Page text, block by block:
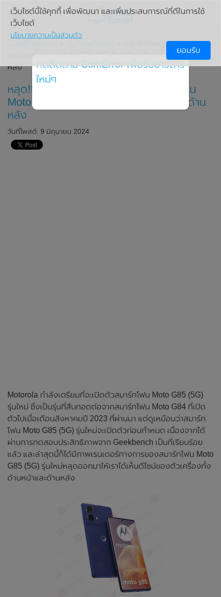
» หลุด!! ภาพเรนเดอร์ทางการ
ของสมาร์ทโฟน Moto G85 (5G) โชว์ดีไซน์ทั้งด้านหน้าและด้าน
หลัง
หลุด!! ภาพเรนเดอร์ทางการของสมาร์ทโฟน
Moto G85 (5G) โชว์ดีไซน์ทั้งด้านหน้าและด้าน
หลัง
วันที่โพสต์: 9 มิถุนายน 2024
Motorola กำลังเตรียมที่จะเปิดตัวสมาร์ทโฟน Moto G85 (5G)
รุ่นใหม่ ซึ่งเป็นรุ่นที่สืบทอดต่อจากสมาร์ทโฟน Moto G84 ที่เปิด
ตัวไปเมื่อเดือนสิงหาคมปี 2023 ที่ผ่านมา แต่ดูเหมือนว่าสมาร์ท
โฟน Moto G85 (5G) รุ่นใหม่จะเปิดตัวก่อนกำหนด เนื่องจากได้
ผ่านการทดสอบประสิทธิภาพจาก Geekbench เป็นที่เรียบร้อย
แล้ว และล่าสุดนี้ก็ได้มีภาพเรนเดอร์ทางการของสมาร์ทโฟน Moto
G85 (5G) รุ่นใหม่หลุดออกมาให้เราได้เห็นดีไซน์ของตัวเครื่องทั้ง
ด้านหน้าและด้านหลัง
เว็บไซต์นี้ใช้คุกกี้ เพื่อพัฒนา และเพิ่มประสบการณ์ที่ดีในการใช้
เว็บไซต์
นโยบายความเป็นส่วนตัว
ยอมรับ
กดติดตาม ComError เพื่อรับข่าวสาร
ใหม่ๆ